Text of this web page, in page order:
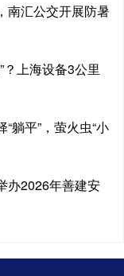
南汇公交开展防暑
？上海设备3公里
躺平”，萤火虫“小
办2026年善建安